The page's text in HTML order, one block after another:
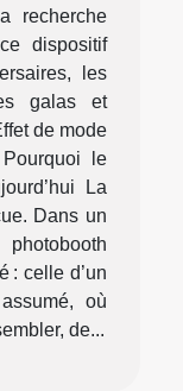
recherche
dispositif
les
galas et
de mode
le
La
Dans un
: celle d’un
où
de...